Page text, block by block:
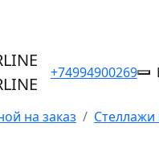
+74994900269
на заказ Стеллажи